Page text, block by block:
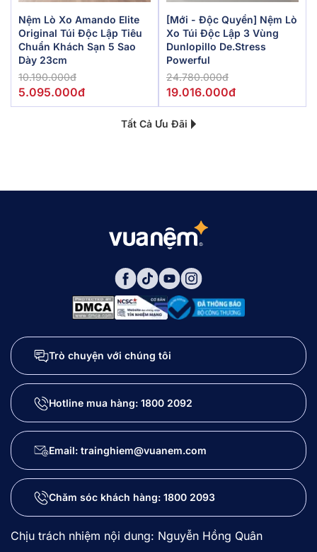
Nệm Lò Xo Amando Elite
Original Túi Độc Lập Tiêu
Chuẩn Khách Sạn 5 Sao
Dày 23cm
10.190.000đ
5.095.000đ
[Mới - Độc Quyền] Nệm Lò
Xo Túi Độc Lập 3 Vùng
Dunlopillo De.Stress
Powerful
24.780.000đ
19.016.000đ
Tất Cả Ưu Đãi
Trò chuyện với chúng tôi
Hotline mua hàng: 1800 2092
Email: trainghiem@vuanem.com
Chăm sóc khách hàng: 1800 2093
Chịu trách nhiệm nội dung: Nguyễn Hồng Quân